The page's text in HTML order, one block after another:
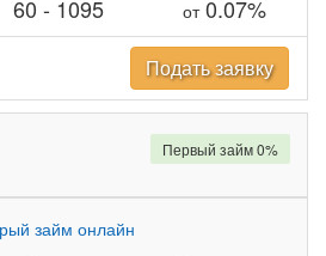
60 - 1095 от0.07%
Подать заявку
займ онлайн
Первый займ 0%